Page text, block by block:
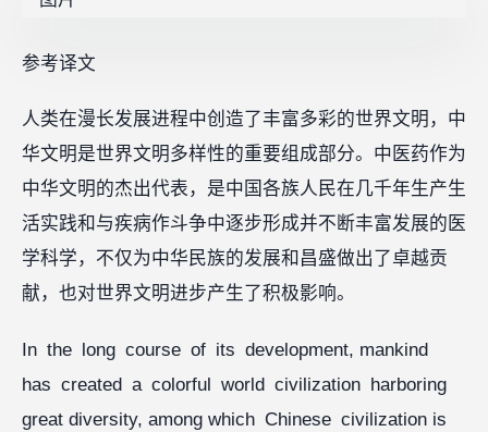
参考译文
人类在漫长发展进程中创造了丰富多彩的世界文明，中
华文明是世界文明多样性的重要组成部分。中医药作为
中华文明的杰出代表，是中国各族人民在几千年生产生
活实践和与疾病作斗争中逐步形成并不断丰富发展的医
学科学，不仅为中华民族的发展和昌盛做出了卓越贡
献，也对世界文明进步产生了积极影响。
In the long course of its development, mankind
has created a colorful world civilization harboring
great diversity, among which Chinese civilization is